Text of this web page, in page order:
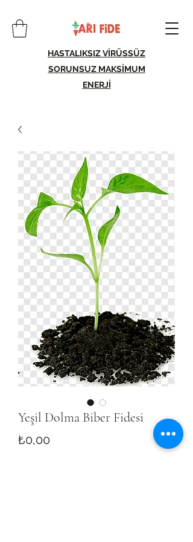
HASTALIKSIZ VİRÜSSÜZ
SORUNSUZ MAKSİMUM
ENERJİ
Yeşil Dolma Biber Fidesi
₺0,00Fiyat